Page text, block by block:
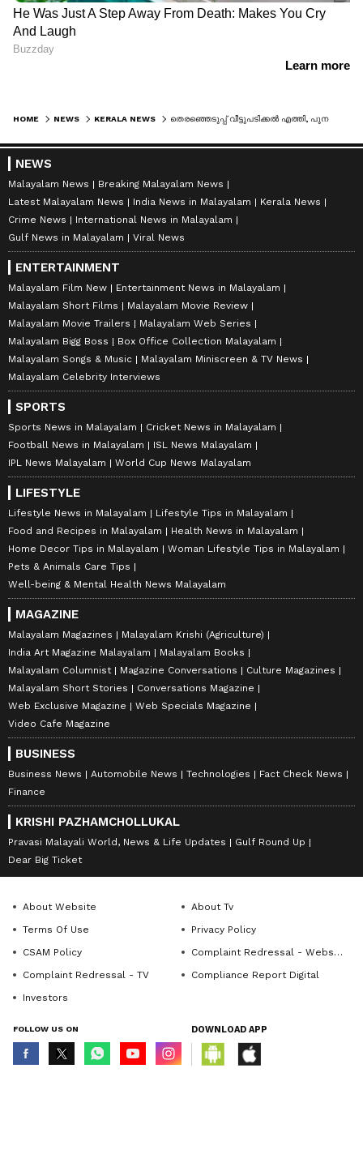
HOME NEWS KERALA NEWS തെരഞ്ഞെടുപ്പ് വീട്ടുപടിക്കൽ എത്തി, പുനസംഘടന വൈകുന്നതിൽ അതൃപ്തി പ്രകടമാക്കി മുല്ലപ്പള്ളി രാമചന്ദ്രൻ
NEWS
Malayalam News
Breaking Malayalam News
Latest Malayalam News
India News in Malayalam
Kerala News
Crime News
International News in Malayalam
Gulf News in Malayalam
Viral News
ENTERTAINMENT
Malayalam Film New
Entertainment News in Malayalam
Malayalam Short Films
Malayalam Movie Review
Malayalam Movie Trailers
Malayalam Web Series
Malayalam Bigg Boss
Box Office Collection Malayalam
Malayalam Songs & Music
Malayalam Miniscreen & TV News
Malayalam Celebrity Interviews
SPORTS
Sports News in Malayalam
Cricket News in Malayalam
Football News in Malayalam
ISL News Malayalam
IPL News Malayalam
World Cup News Malayalam
LIFESTYLE
Lifestyle News in Malayalam
Lifestyle Tips in Malayalam
Food and Recipes in Malayalam
Health News in Malayalam
Home Decor Tips in Malayalam
Woman Lifestyle Tips in Malayalam
Pets & Animals Care Tips
Well-being & Mental Health News Malayalam
MAGAZINE
Malayalam Magazines
Malayalam Krishi (Agriculture)
India Art Magazine Malayalam
Malayalam Books
Malayalam Columnist
Magazine Conversations
Culture Magazines
Malayalam Short Stories
Conversations Magazine
Web Exclusive Magazine
Web Specials Magazine
Video Cafe Magazine
BUSINESS
Business News Automobile News Technologies
Fact Check News
Finance
KRISHI PAZHAMCHOLLUKAL
Pravasi Malayali World, News & Life Updates
Gulf Round Up
Dear Big Ticket
About Website
About Tv
Terms Of Use
Privacy Policy
CSAM Policy
Complaint Redressal - Website
Complaint Redressal - TV
Compliance Report Digital
Investors
FOLLOW US ON DOWNLOAD APP